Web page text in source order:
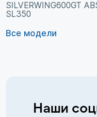
SILVERWING600GT
SL350
Все модели
Наши